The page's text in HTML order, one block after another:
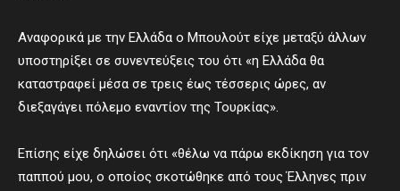
Αναφορικά με την Ελλάδα ο Μπουλούτ είχε μεταξύ άλλων
υποστηρίξει σε συνεντεύξεις του ότι «η Ελλάδα θα
καταστραφεί μέσα σε τρεις έως τέσσερις ώρες, αν
διεξαγάγει πόλεμο εναντίον της Τουρκίας».
Επίσης είχε δηλώσει ότι «θέλω να πάρω εκδίκηση για τον
παππού μου, ο οποίος σκοτώθηκε από τους Έλληνες πριν